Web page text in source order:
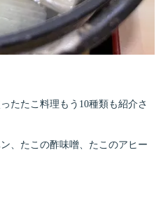
たたこ料理もう10種類も紹介さ
、たこの酢味噌、たこのアヒー